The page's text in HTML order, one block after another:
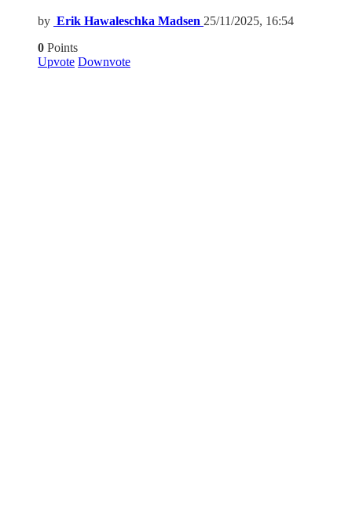
by Erik Hawaleschka Madsen 25/11/2025, 16:54
0 Points
Upvote Downvote